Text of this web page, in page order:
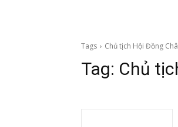
Tags Chủ tịch Hội Đồng
Tag: Chủ